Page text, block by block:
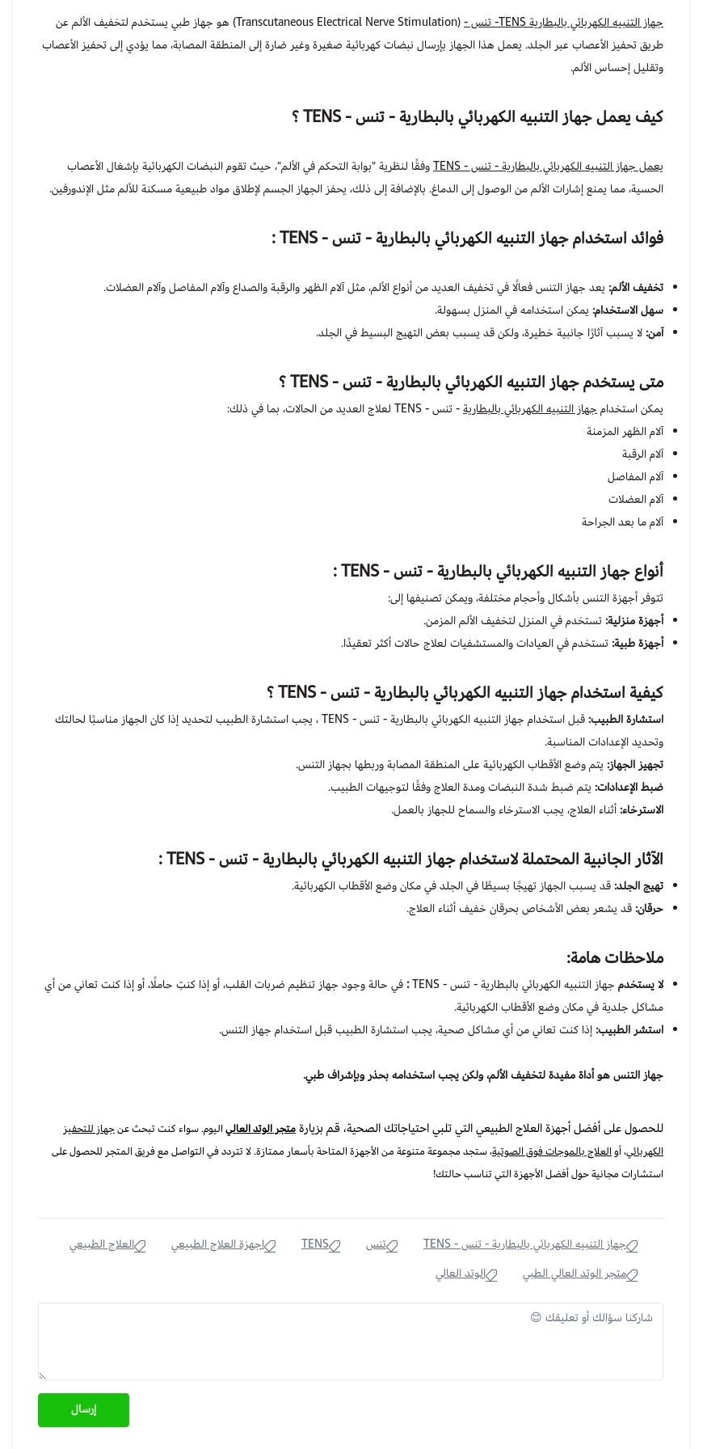
جهاز التنبيه الكهربائي بالبطارية TENS- تنس -
(Transcutaneous Electrical Nerve Stimulation) هو جهاز طبي يستخدم لتخفيف الألم عن
طريق تحفيز الأعصاب عبر الجلد. يعمل هذا الجهاز بإرسال نبضات كهربائية صغيرة وغير ضارة إلى المنطقة المصابة، مما يؤدي إلى تحفيز الأعصاب
وتقليل إحساس الألم.
كيف يعملجهاز التنبيه الكهربائي بالبطارية - تنس - TENS ؟
يعمل جهاز التنبيه الكهربائي بالبطارية - تنس - TENS
وفقًا لنظرية "بوابة التحكم في الألم"، حيث تقوم النبضات الكهربائية بإشغال الأعصاب
الحسية، مما يمنع إشارات الألم من الوصول إلى الدماغ. بالإضافة إلى ذلك، يحفز الجهاز الجسم لإطلاق مواد طبيعية مسكنة للألم مثل الإندورفين.
فوائد استخدامجهاز التنبيه الكهربائي بالبطارية - تنس - TENS :
تخفيف الألم: يعد جهاز التنس فعالًا في تخفيف العديد من أنواع الألم، مثل آلام الظهر والرقبة والصداع وآلام المفاصل وآلام العضلات.
سهل الاستخدام: يمكن استخدامه في المنزل بسهولة.
آمن:لا يسبب آثارًا جانبية خطيرة، ولكن قد يسبب بعض التهيج البسيط في الجلد.
متى يستخدمجهاز التنبيه الكهربائي بالبطارية - تنس - TENS ؟
يمكن استخدام جهاز التنبيه الكهربائي بالبطارية- تنس - TENS لعلاج العديد من الحالات، بما في ذلك:
آلام الظهر المزمنة
آلام الرقبة
آلام المفاصل
آلام العضلات
آلام ما بعد الجراحة
أنواعجهاز التنبيه الكهربائي بالبطارية - تنس - TENS :
تتوفر أجهزة التنس بأشكال وأحجام مختلفة، ويمكن تصنيفها إلى:
أجهزة منزلية:تستخدم في المنزل لتخفيف الألم المزمن.
أجهزة طبية:تستخدم في العيادات والمستشفيات لعلاج حالات أكثر تعقيدًا.
كيفية استخدامجهاز التنبيه الكهربائي بالبطارية - تنس - TENS ؟
استشارة الطبيب:
قبل استخدام جهاز التنبيه الكهربائي بالبطارية - تنس - TENS ، يجب استشارة الطبيب لتحديد إذا كان الجهاز مناسبًا لحالتك
وتحديد الإعدادات المناسبة.
تجهيز الجهاز: يتم وضع الأقطاب الكهربائية على المنطقة المصابة وربطها بجهاز التنس.
ضبط الإعدادات: يتم ضبط شدة النبضات ومدة العلاج وفقًا لتوجيهات الطبيب.
الاسترخاء:أثناء العلاج، يجب الاسترخاء والسماح للجهاز بالعمل.
الآثار الجانبية المحتملة لاستخدامجهاز التنبيه الكهربائي بالبطارية - تنس - TENS :
تهيج الجلد:قد يسبب الجهاز تهيجًا بسيطًا في الجلد في مكان وضع الأقطاب الكهربائية.
حرقان:قد يشعر بعض الأشخاص بحرقان خفيف أثناء العلاج.
ملاحظات هامة:
لا يستخدم جهاز التنبيه الكهربائي بالبطارية - تنس - TENS :في حالة وجود جهاز تنظيم ضربات القلب، أو إذا كنتِ حاملًا، أو إذا كنت تعاني من أي
مشاكل جلدية في مكان وضع الأقطاب الكهربائية.
استشر الطبيب:إذا كنت تعاني من أي مشاكل صحية، يجب استشارة الطبيب قبل استخدام جهاز التنس.
جهاز التنس هو أداة مفيدة لتخفيف الألم، ولكن يجب استخدامه بحذر وبإشراف طبي.
للحصول على أفضل أجهزة العلاج الطبيعي التي تلبي احتياجاتك الصحية، قم بزيارة متجر الوتد العالي اليوم. سواء كنت تبحث عنجهاز للتحفيز
الكهربائي، أوالعلاج بالموجات فوق الصوتية، ستجد مجموعة متنوعة من الأجهزة المتاحة بأسعار ممتازة. لا تتردد في التواصل مع فريق المتجر للحصول على
استشارات مجانية حول أفضل الأجهزة التي تناسب حالتك!
جهاز التنبيه الكهربائي بالبطارية - تنس - TENS تنس TENS اجهزة العلاج الطبيعي
العلاج الطبيعي
متجر الوتد العالي الطبي
الوتد العالي
إرسال